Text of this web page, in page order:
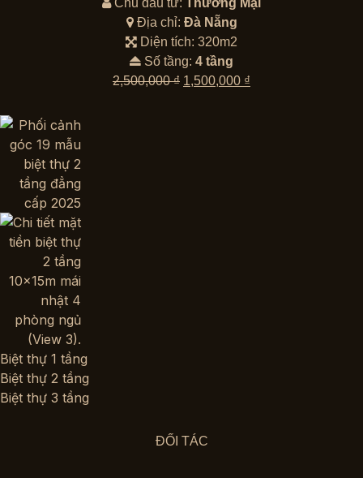
Chủ đầu tư: Thương Mại
Địa chỉ: Đà Nẵng
Diện tích: 320m2
Số tầng: 4 tầng
2,500,000₫ Giá
1,500,000 ₫
Biệt thự 1 tầng
Biệt thự 2 tầng
Biệt thự 3 tầng
ĐỐI TÁC